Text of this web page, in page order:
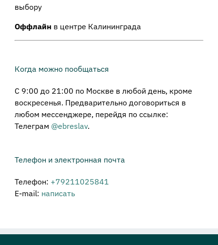
выбору
Оффлайн в центре Калининграда
Когда можно пообщаться
С 9:00 до 21:00 по Москве в любой день, кроме
воскресенья. Предварительно договориться в
любом мессенджере, перейдя по ссылке:
Телеграм @ebreslav.
Телефон и электронная почта
Телефон: +79211025841
E-mail: написать